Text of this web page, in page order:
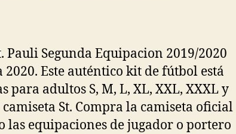
Pauli Segunda Equipacion 2019/2020
Este auténtico kit de fútbol está
para adultos S, M, L, XL, XXL, XXXL y
St. Compra la camiseta oficial
las equipaciones de jugador o portero